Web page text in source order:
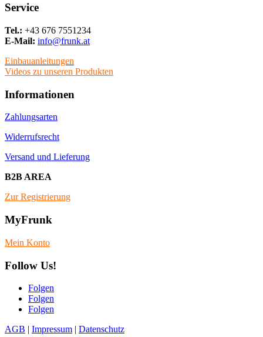
Service
Tel.: +43 676 7551234
E-Mail: info@frunk.at
Einbauanleitungen
Videos zu unseren Produkten
Informationen
Zahlungsarten
Widerrufsrecht
Versand und Lieferung
B2B AREA
Zur Registrierung
MyFrunk
Mein Konto
Follow Us!
Folgen
Folgen
Folgen
AGB | Impressum | Datenschutz